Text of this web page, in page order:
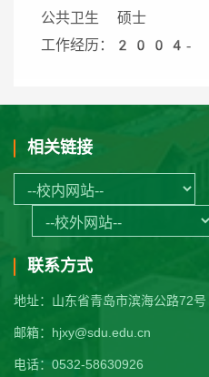
公共卫生 硕士
工作经历：2004-
相关链接
联系方式
地址：山东省青岛市滨海公路72
邮箱：hjxy@sdu.edu.cn
电话：0532-58630926